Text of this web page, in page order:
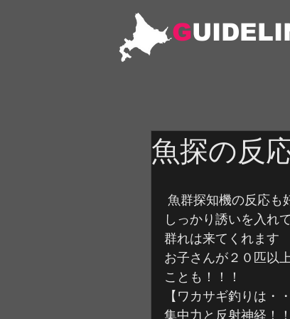
G
魚探の反
魚群探知機の反応も
しっかり誘いを入れ
群れは来てくれます
お子さんが２０匹以
ことも！！！
【ワカサギ釣りは・
集中力と反射神経！